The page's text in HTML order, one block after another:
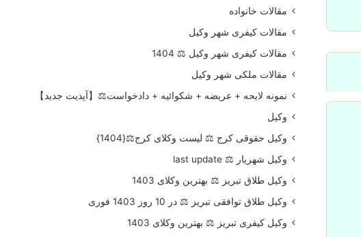
مقالات خانواده
مقالات کیفری شهر وکیل
مقالات کیفری شهر وکیل ⚖️ 1404
مقالات ملکی شهر وکیل
نمونه لایحه + عریضه + شکوائیه + دادخواست⚖️【آپدیت جدید】
وکیل
وکیل حقوقی کرج ⚖️ لیست وکلای کرج⚖️{1404}
وکیل شهریار ⚖️ last update
وکیل طلاق تبریز ⚖️ بهترین وکلای 1403
وکیل طلاق توافقی تبریز ⚖️ در 10 روز 1403 فوری
وکیل کیفری تبریز ⚖️ بهترین وکلای 1403